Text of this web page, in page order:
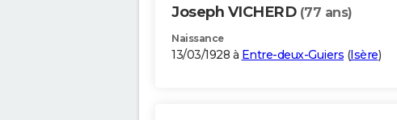
Joseph VICHERD (77 ans)
Naissance
13/03/1928 à Entre-deux-Guiers (Isère)